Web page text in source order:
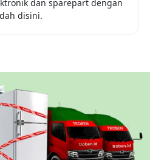
dan sparepart dengan
disini.